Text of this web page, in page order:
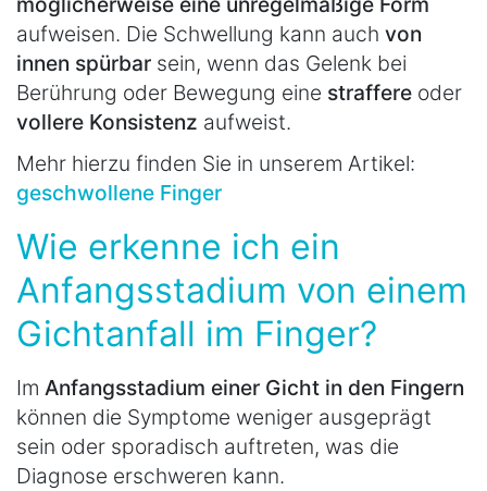
aufweisen. Die Schwellung kann auch von
innen spürbar sein, wenn das Gelenk bei
Berührung oder Bewegung eine straffere oder
vollere Konsistenz aufweist.
Mehr hierzu finden Sie in unserem Artikel:
geschwollene Finger
Wie erkenne ich ein
Anfangsstadium von einem
Gichtanfall im Finger?
Im Anfangsstadium einer Gicht in den Fingern
können die Symptome weniger ausgeprägt
sein oder sporadisch auftreten, was die
Diagnose erschweren kann.